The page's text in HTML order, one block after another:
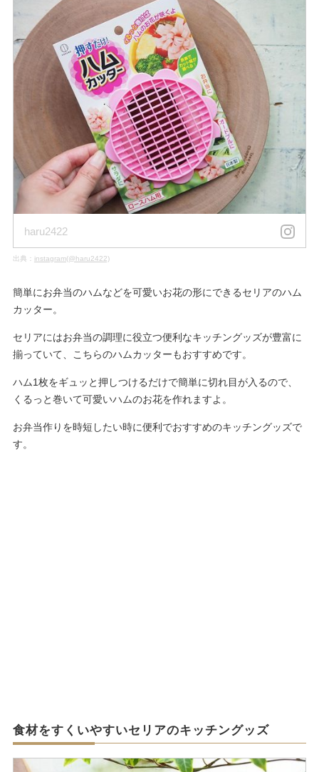
haru2422
出典： instagram(@haru2422)
簡単にお弁当のハムなどを可愛いお花の形にできるセリアのハム
カッター。
セリアにはお弁当の調理に役立つ便利なキッチングッズが豊富に
揃っていて、こちらのハムカッターもおすすめです。
ハム1枚をギュッと押しつけるだけで簡単に切れ目が入るので、
くるっと巻いて可愛いハムのお花を作れますよ。
お弁当作りを時短したい時に便利でおすすめのキッチングッズで
す。
食材をすくいやすいセリアのキッチングッズ